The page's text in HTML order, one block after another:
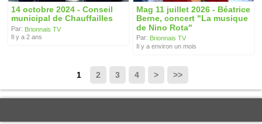
14 octobre 2024 - Conseil
municipal de Chauffailles
Par: Brionnais TV
Il y a 2 ans
Mag 11 juillet 2026 - Béatrice
Berne, concert "La musique
de Nino Rota"
Par: Brionnais TV
Il y a environ un mois
1 2 3 4 > >>